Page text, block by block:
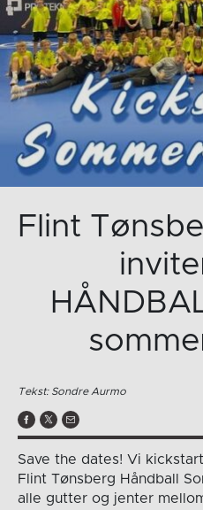
Flint
Tekst: Sondre Aurmo
Save the dates! Vi
Flint Tønsberg Håndball
alle gutter og jenter